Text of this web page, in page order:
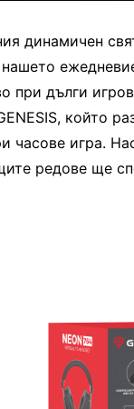
динамичен
при дълги
който
часове игра.
редове ще